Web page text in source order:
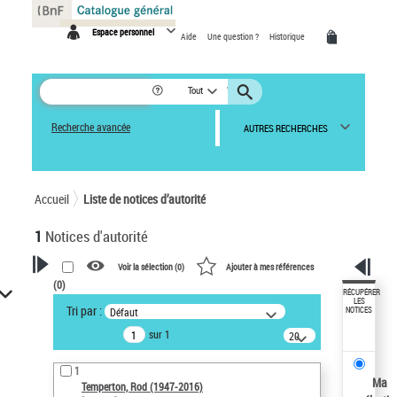
Espace personnel Aide Une question ? Historique
Tout
Recherche avancée AUTRES RECHERCHES
Accueil Liste de notices d’autorité
1 Notices d'autorité
VOTRE RECHERCHE
Recherche avancée dans les
notices d’autorité
Œuvres liées à l'auteur :
Temperton, Rod (1947-2016)
Voir la sélection (0) Ajouter à mes références
(0)
Tri par : Défaut
sur 1
20
résultats/page
1
Temperton, Rod (1947-2016)
RÉCUPÉRER
LES
NOTICES
Ma
Panneau de gestion des cookies